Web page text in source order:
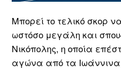
Μπορεί το τελικό σκορ
ωστόσο μεγάλη και
Νικόπολης, η οποία
αγώνα από τα